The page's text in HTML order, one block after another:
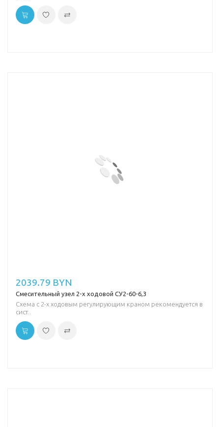
2039.79 BYN
Смесительный узел 2-х ходовой СУ2-60-6,3
Схема с 2-х ходовым регулирующим краном рекомендуется в
сист..